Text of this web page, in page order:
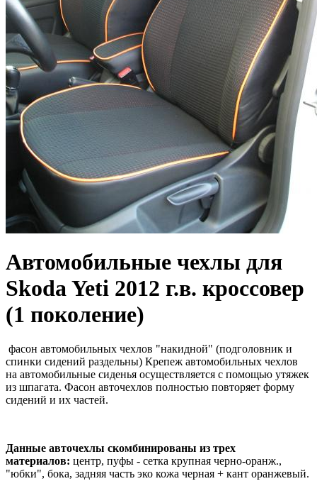
Автомобильные чехлы для
Skoda Yeti 2012 г.в. кроссовер
(1 поколение)
фасон автомобильных чехлов "накидной" (подголовник и
спинки сидений раздельны) Крепеж автомобильных чехлов
на автомобильные сиденья осуществляется с помощью утяжек
из шпагата. Фасон авточехлов полностью повторяет форму
сидений и их частей.
Данные авточехлы скомбинированы из трех
материалов: центр, пуфы - сетка крупная черно-оранж.,
"юбки", бока, задняя часть эко кожа черная + кант оранжевый.